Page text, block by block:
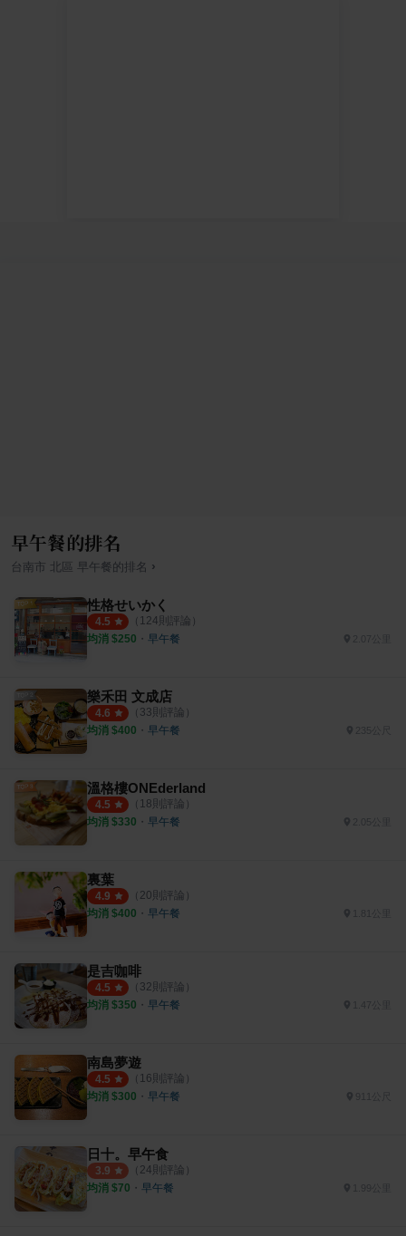
早午餐的排名
台南市 北區 早午餐的排名 ›
性格せいかく
4.5 （ 124則評論）
均消 $250 ・ 早午餐 2.07公里
樂禾田 文成店
4.6 （ 33則評論）
均消 $400 ・ 早午餐 235公尺
溫格樓ONEderland
4.5 （ 18則評論）
均消 $330 ・ 早午餐 2.05公里
裏葉
4.9 （ 20則評論）
均消 $400 ・ 早午餐 1.81公里
是吉咖啡
4.5 （ 32則評論）
均消 $350 ・ 早午餐 1.47公里
南島夢遊
4.5 （ 16則評論）
均消 $300 ・ 早午餐
日十。早午食
3.9 （ 24則評論）
均消 $70 ・ 早午餐 1.99公里